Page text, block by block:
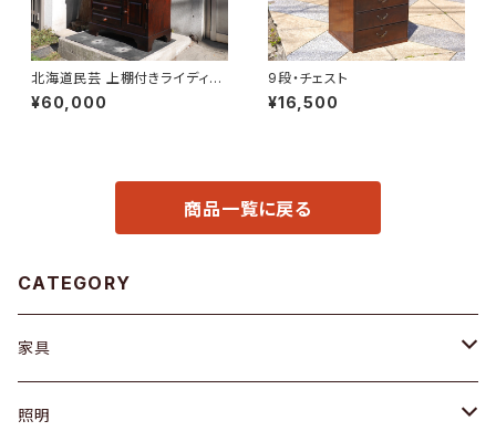
北海道民芸 上棚付きライディン
グビューロー
¥60,000
9段・チェスト
¥16,500
商品一覧に戻る
CATEGORY
家具
ソファ / ベンチ
照明